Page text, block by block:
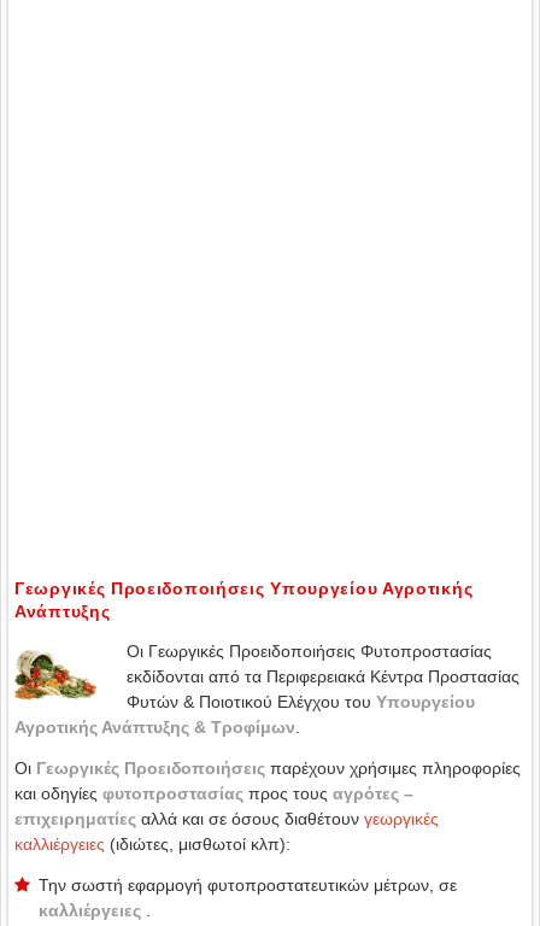
Γεωργικές Προειδοποιήσεις Υπουργείου Αγροτικής
Ανάπτυξης
Οι Γεωργικές Προειδοποιήσεις Φυτοπροστασίας
εκδίδονται από τα Περιφερειακά Κέντρα Προστασίας
Φυτών & Ποιοτικού Ελέγχου του Υπουργείου
Αγροτικής Ανάπτυξης & Τροφίμων
Οι Γεωργικές Προειδοποιήσεις παρέχουν χρήσιμες πληροφορίες
και οδηγίες φυτοπροστασίας προς τους αγρότες –
επιχειρηματίες αλλά και σε όσους διαθέτουν γεωργικές
καλλιέργειες (ιδιώτες, μισθωτοί κλπ):
Την σωστή εφαρμογή φυτοπροστατευτικών μέτρων, σε
καλλιέργειες